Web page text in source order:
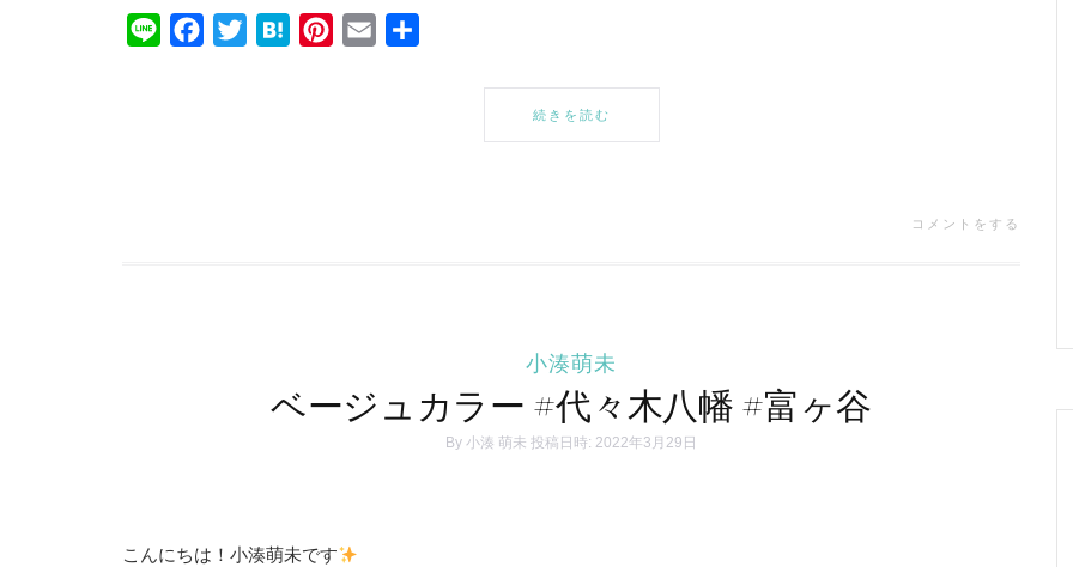
Line FacebookTwitterHatenaPinterest
Email
続きを読む
コメントをする
小湊萌未
ベージュカラー #代々木八幡 #富ヶ谷
By 小湊 萌未 投稿日時: 2022年3月29日
こんにちは！小湊萌未です